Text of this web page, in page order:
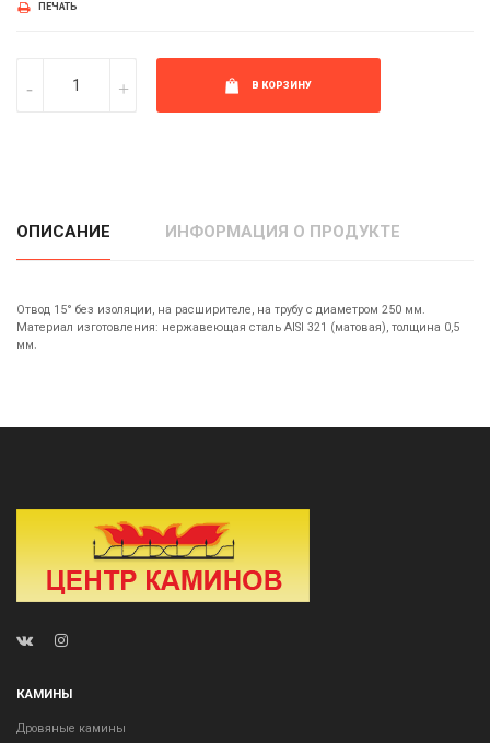
ПЕЧАТЬ
В КОРЗИНУ
ОПИСАНИЕ ИНФОРМАЦИЯ О ПРОДУКТЕ
Отвод 15° без изоляции, на расширителе, на трубу с диаметром 250 мм.
Материал изготовления: нержавеющая сталь AISI 321 (матовая), толщина 0,5
мм.
КАМИНЫ
Дровяные камины